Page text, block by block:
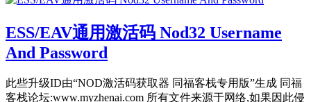
ESS/EAV通用激活码 Nod32 Username
And Password
此些升级ID由“NOD激活码获取器 同福客栈专用版”生成 同福
客栈论坛:www.myzhenai.com 所有文件来源于网络,如果因此侵